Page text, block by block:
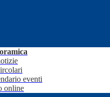
eventi
online